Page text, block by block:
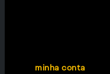
minha conta